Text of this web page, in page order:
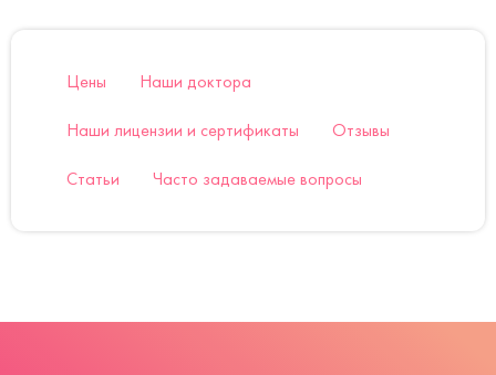
Цены Наши доктора
Наши лицензии и сертификаты Отзывы
Статьи Часто задаваемые вопросы